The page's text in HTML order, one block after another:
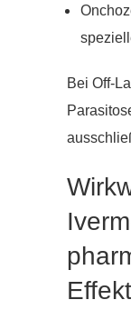
Bei Off-